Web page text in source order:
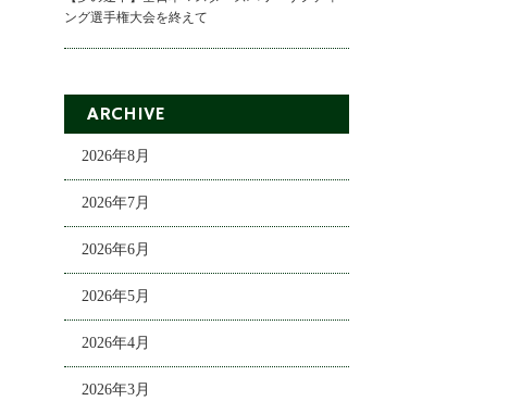
ング選手権大会を終えて
ARCHIVE
2026年8月
2026年7月
2026年6月
2026年5月
2026年4月
2026年3月